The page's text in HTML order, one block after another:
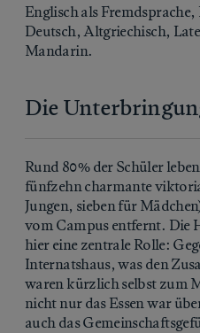
Englisch als
Deutsch, Altgriechisch,
Mandarin.
Die
Rund 80 % der Schüler
fünfzehn charmante
Jungen, sieben für
vom Campus entfernt. Die
hier eine zentrale Rolle:
Internatshaus, was den
waren kürzlich selbst zum
nicht nur das Essen war
auch das